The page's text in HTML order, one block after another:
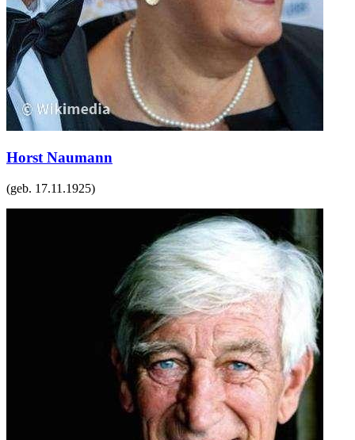
Horst Naumann
(geb. 17.11.1925)